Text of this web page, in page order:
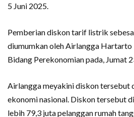
5 Juni 2025.
Pemberian diskon tarif listrik
diumumkan oleh Airlangga
Bidang Perekonomian pada, Jumat
Airlangga meyakini diskon tersebut
ekonomi nasional. Diskon tersebut
lebih 79,3 juta pelanggan rumah